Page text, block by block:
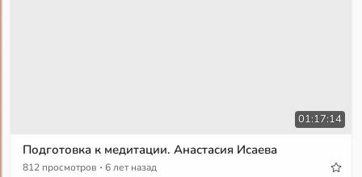
01:17:14
Подготовка к медитации. Анастасия Исаева
812 просмотров · 6 лет назад